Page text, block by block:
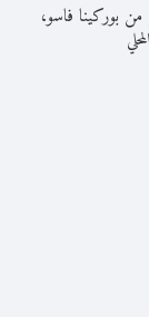
من بوركينا فاسو،